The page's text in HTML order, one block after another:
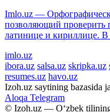
Imlo.uz —
позволяющий проверить
латинице и кириллице. В
imlo.uz
ibora.uz salsa.uz skripka.uz
resumes.uz havo.uz
Izoh.uz saytining bazasida
Aloqa Telegram
© Izoh.uz — O‘zbek